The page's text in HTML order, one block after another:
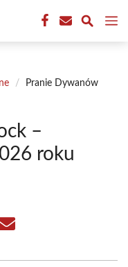
/
Pranie Dywanów
–
roku
Share